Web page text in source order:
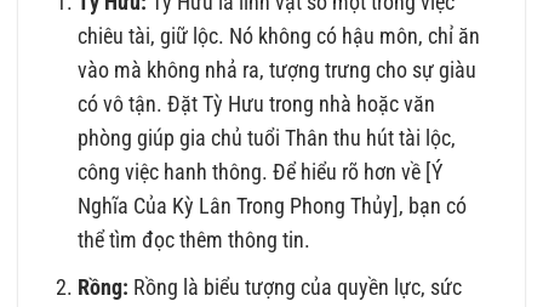
chiêu tài, giữ lộc. Nó không có hậu môn, chỉ ăn
vào mà không nhả ra, tượng trưng cho sự giàu
có vô tận. Đặt Tỳ Hưu trong nhà hoặc văn
phòng giúp gia chủ tuổi Thân thu hút tài lộc,
công việc hanh thông. Để hiểu rõ hơn về [Ý
Nghĩa Của Kỳ Lân Trong Phong Thủy], bạn có
thể tìm đọc thêm thông tin.
Rồng: Rồng là biểu tượng của quyền lực, sức